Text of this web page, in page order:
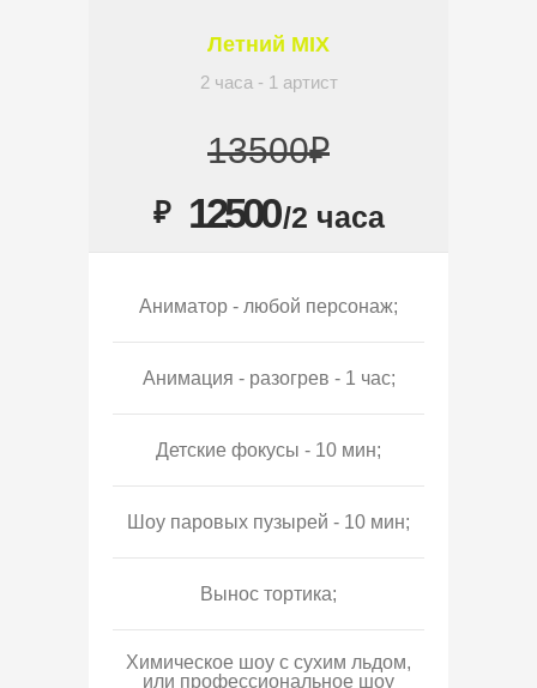
Летний MIX
2 часа - 1 артист
13500₽
₽ 12500/2 часа
Аниматор - любой персонаж;
Анимация - разогрев - 1 час;
Детские фокусы - 10 мин;
Шоу паровых пузырей - 10 мин;
Вынос тортика;
Химическое шоу с сухим льдом,
или профессиональное шоу